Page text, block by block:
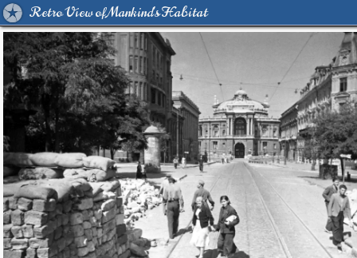
Retro View of Mankind's Habitat